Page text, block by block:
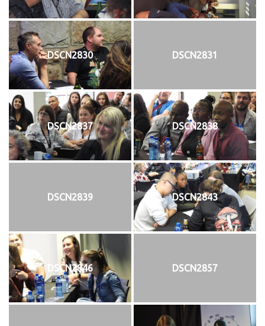
DSCN2830 DSCN2831
DSCN2837 DSCN2838
DSCN2839 DSCN2843
DSCN2846 DSCN2857